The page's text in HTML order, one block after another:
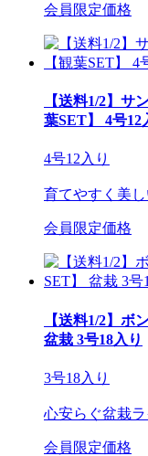
会員限定価格
【送料1/2】サ
葉SET】 4号12
4号12入り
育てやすく美
会員限定価格
【送料1/2】ボ
盆栽 3号18入り
3号18入り
心安らぐ盆栽ラ
会員限定価格